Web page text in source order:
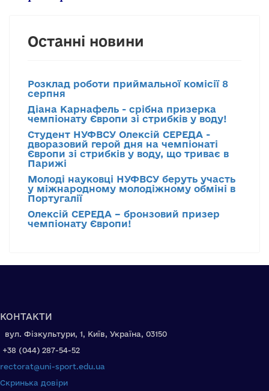
Останні новини
Розклад роботи приймальної комісії 8
серпня
Діана Карнафель - срібна призерка
чемпіонату Європи зі стрибків у воду!
Студент НУФВСУ Олексій СЕРЕДА -
дворазовий герой дня на чемпіонаті
Європи зі стрибків у воду, що триває в
Парижі
Молоді науковці НУФВСУ беруть участь
у міжнародному молодіжному обміні в
Португалії
Олексій СЕРЕДА – бронзовий призер
чемпіонату Європи!
КОНТАКТИ
вул. Фізкультури, 1, Київ, Україна, 03150
+38 (044) 287-54-52
rectorat@uni-sport.edu.ua
Скринька довіри